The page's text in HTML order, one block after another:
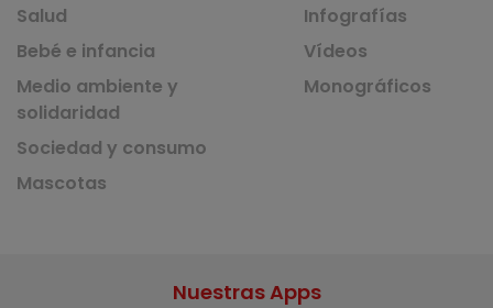
Salud
Bebé e infancia
Medio ambiente y
solidaridad
Sociedad y consumo
Mascotas
Infografías
Vídeos
Monográficos
Nuestras Apps